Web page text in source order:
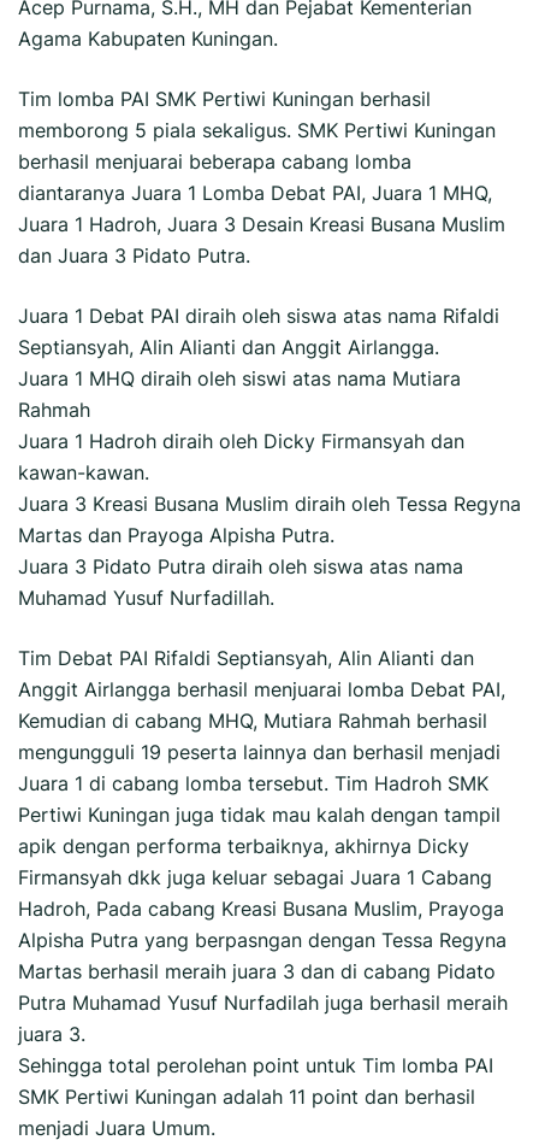
Acep Purnama, S.H., MH dan Pejabat Kementerian
Agama Kabupaten Kuningan.
Tim lomba PAI SMK Pertiwi Kuningan berhasil
memborong 5 piala sekaligus. SMK Pertiwi Kuningan
berhasil menjuarai beberapa cabang lomba
diantaranya Juara 1 Lomba Debat PAI, Juara 1 MHQ,
Juara 1 Hadroh, Juara 3 Desain Kreasi Busana Muslim
dan Juara 3 Pidato Putra.
Juara 1 Debat PAI diraih oleh siswa atas nama Rifaldi
Septiansyah, Alin Alianti dan Anggit Airlangga.
Juara 1 MHQ diraih oleh siswi atas nama Mutiara
Rahmah
Juara 1 Hadroh diraih oleh Dicky Firmansyah dan
kawan-kawan.
Juara 3 Kreasi Busana Muslim diraih oleh Tessa Regyna
Martas dan Prayoga Alpisha Putra.
Juara 3 Pidato Putra diraih oleh siswa atas nama
Muhamad Yusuf Nurfadillah.
Tim Debat PAI Rifaldi Septiansyah, Alin Alianti dan
Anggit Airlangga berhasil menjuarai lomba Debat PAI,
Kemudian di cabang MHQ, Mutiara Rahmah berhasil
mengungguli 19 peserta lainnya dan berhasil menjadi
Juara 1 di cabang lomba tersebut. Tim Hadroh SMK
Pertiwi Kuningan juga tidak mau kalah dengan tampil
apik dengan performa terbaiknya, akhirnya Dicky
Firmansyah dkk juga keluar sebagai Juara 1 Cabang
Hadroh, Pada cabang Kreasi Busana Muslim, Prayoga
Alpisha Putra yang berpasngan dengan Tessa Regyna
Martas berhasil meraih juara 3 dan di cabang Pidato
Putra Muhamad Yusuf Nurfadilah juga berhasil meraih
juara 3.
Sehingga total perolehan point untuk Tim lomba PAI
SMK Pertiwi Kuningan adalah 11 point dan berhasil
menjadi Juara Umum.